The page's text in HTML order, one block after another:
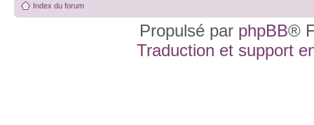
Index du forum
Propulsé par phpBB®
Traduction et support